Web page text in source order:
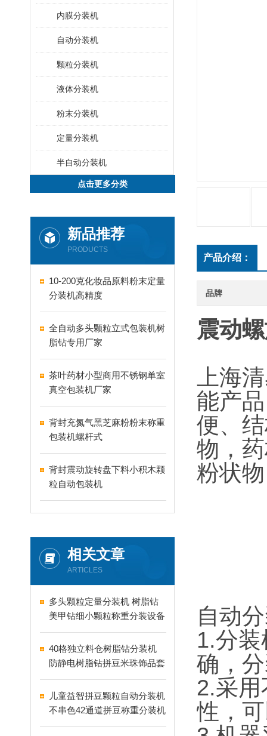
内膜分装机
自动分装机
颗粒分装机
液体分装机
粉末分装机
定量分装机
半自动分装机
点击更多分类
新品推荐
PRODUCTS
10-200克化妆品原料粉末定量
分装机高精度
全自动多头颗粒立式包装机树
脂钻专用厂家
茶叶药材小型商用不锈钢单室
真空包装机厂家
背封充氮气黑芝麻粉粉末称重
包装机螺杆式
背封震动旋转盘下料小积木颗
粒自动包装机
相关文章
ARTICLES
多头颗粒定量分装机 树脂钻
美甲钻细小颗粒称重分装设备
支持24-60头定制
40格独立料仓树脂钻分装机
防静电树脂钻拼豆米珠饰品套
盒分装设备
儿童益智拼豆颗粒自动分装机
不串色42通道拼豆称重分装机
产品介绍：
品牌
震动
上海
能产
便、
物，
粉状
自动
1.分
确，
2.采
性，